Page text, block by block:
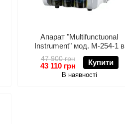
Апарат "Multifunctuonal
Instrument" мод. M-254-1 в
комплекті з сироватками
47 900 грн
43 110 грн Купити
В наявності